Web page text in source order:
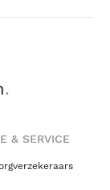
.
& SERVICE